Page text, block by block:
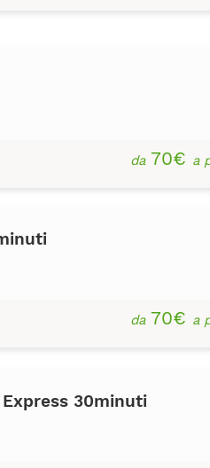
da70€ a
da70€ a
30minuti